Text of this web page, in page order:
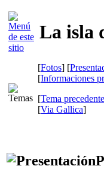
La isla
[Fotos] [
[Informaciones
[Tema precedente
[Via Gallica]